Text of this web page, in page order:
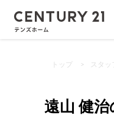
トップ > スタッ
遠山 健